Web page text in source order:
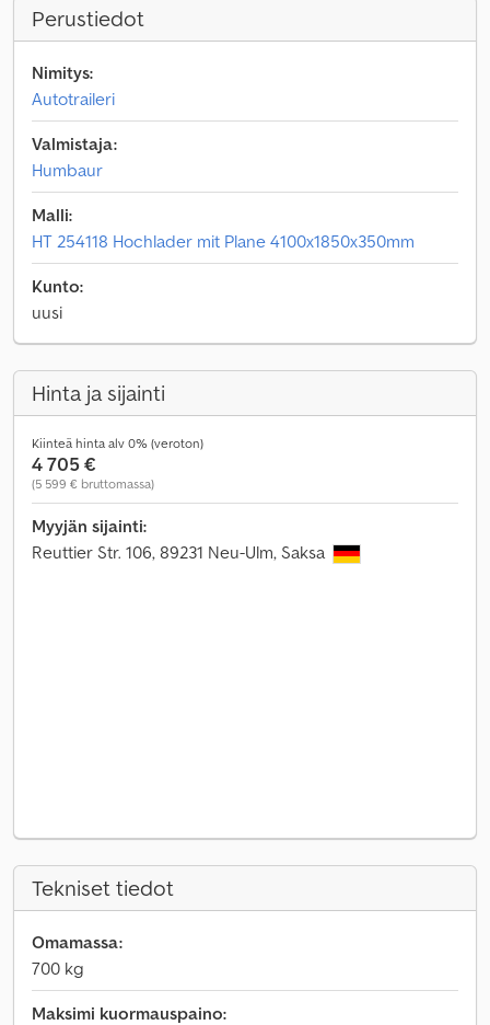
Perustiedot
Nimitys:
Autotraileri
Valmistaja:
Humbaur
Malli:
HT 254118 Hochlader mit Plane 4100x1850x350mm
Kunto:
uusi
Hinta ja sijainti
Kiinteä hinta alv 0% (veroton)
4 705 €
(5 599 € bruttomassa)
Myyjän sijainti:
Reuttier Str. 106, 89231 Neu-Ulm, Saksa
Tekniset tiedot
Omamassa:
700 kg
Maksimi kuormauspaino: